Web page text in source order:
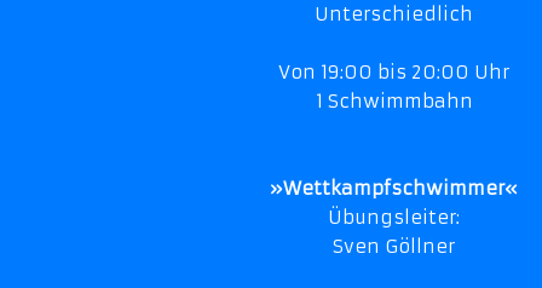
Unterschiedlich
Von 19:00 bis 20:00 Uhr
1 Schwimmbahn
»Wettkampfschwimmer«
Übungsleiter:
Sven Göllner